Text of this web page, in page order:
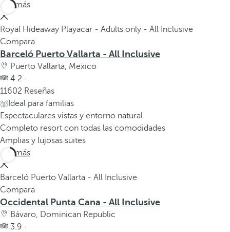
Ver más
Royal Hideaway Playacar - Adults only - All Inclusive
Compara
Barceló Puerto Vallarta - All Inclusive
Puerto Vallarta, Mexico
4.2 ·
11602 Reseñas
Ideal para familias
Espectaculares vistas y entorno natural
Completo resort con todas las comodidades
Amplias y lujosas suites
Ver más
Barceló Puerto Vallarta - All Inclusive
Compara
Occidental Punta Cana - All Inclusive
Bávaro, Dominican Republic
3.9 ·